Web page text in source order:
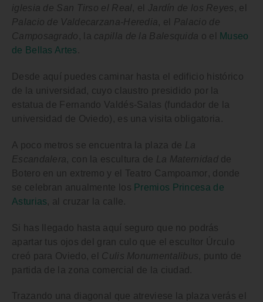
iglesia de San Tirso el Real, el Jardín de los Reyes , el
Palacio de Valdecarzana-Heredia, el Palacio de
Camposagrado , la capilla de la Balesquida o el
Museo
de Bellas Artes .
Desde aquí puedes caminar hasta el edificio histórico
de la universidad , cuyo claustro presidido por la
estatua de Fernando Valdés-Salas (fundador de la
universidad de Oviedo), es una visita obligatoria.
A poco metros se encuentra la plaza de La
Escandalera, con la escultura de La Maternidadde
Botero en un extremo y el Teatro Campoamor, donde
se celebran anualmente los Premios Princesa de
Asturias, al cruzar la calle.
Si has llegado hasta aquí seguro que no podrás
apartar tus ojos del gran culo que el escultor Úrculo
creó para Oviedo, el Culis Monumentalibus, punto de
partida de la zona comercial de la ciudad.
Trazando una diagonal que atreviese la plaza verás el